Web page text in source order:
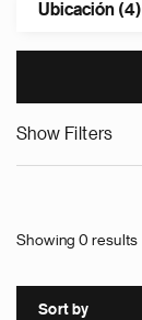
Ubicación (4)
Show Filters
Showing 0 results
Sort by